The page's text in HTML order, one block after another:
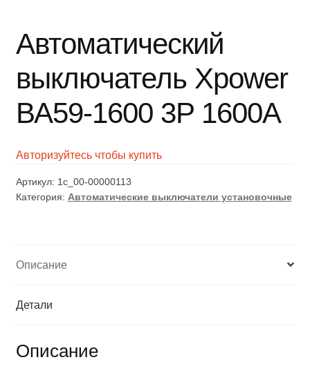
Автоматический
выключатель Xpower
ВА59-1600 3P 1600A
Авторизуйтесь чтобы купить
Артикул: 1c_00-00000113
Категория: Автоматические выключатели установочные
Описание
Детали
Описание